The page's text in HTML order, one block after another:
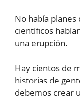
No había planes
científicos
una erupción.
Hay cientos de
historias de
debemos crear